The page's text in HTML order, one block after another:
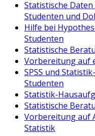
Statistische
Studenten und
Hilfe bei
Studenten
Statistische
Vorbereitung auf
SPSS und
Studenten
Statistik-
Statistische
Vorbereitung auf
Statistik